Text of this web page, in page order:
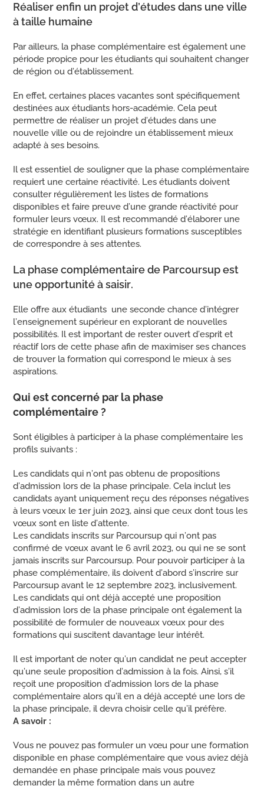
Réaliser enfin un projet d’études dans une ville
à taille humaine
Par ailleurs, la phase complémentaire est également une
période propice pour les étudiants qui souhaitent changer
de région ou d’établissement.
En effet, certaines places vacantes sont spécifiquement
destinées aux étudiants hors-académie. Cela peut
permettre de réaliser un projet d’études dans une
nouvelle ville ou de rejoindre un établissement mieux
adapté à ses besoins.
Il est essentiel de souligner que la phase complémentaire
requiert une certaine réactivité. Les étudiants doivent
consulter régulièrement les listes de formations
disponibles et faire preuve d’une grande réactivité pour
formuler leurs vœux. Il est recommandé d’élaborer une
stratégie en identifiant plusieurs formations susceptibles
de correspondre à ses attentes.
La phase complémentaire de Parcoursup est
une opportunité à saisir.
Elle offre aux étudiants une seconde chance d’intégrer
l’enseignement supérieur en explorant de nouvelles
possibilités. Il est important de rester ouvert d’esprit et
réactif lors de cette phase afin de maximiser ses chances
de trouver la formation qui correspond le mieux à ses
aspirations.
Qui est concerné par la phase
complémentaire ?
Sont éligibles à participer à la phase complémentaire les
profils suivants :
Les candidats qui n’ont pas obtenu de propositions
d’admission lors de la phase principale. Cela inclut les
candidats ayant uniquement reçu des réponses négatives
à leurs vœux le 1er juin 2023, ainsi que ceux dont tous les
vœux sont en liste d’attente.
Les candidats inscrits sur Parcoursup qui n’ont pas
confirmé de vœux avant le 6 avril 2023, ou qui ne se sont
jamais inscrits sur Parcoursup. Pour pouvoir participer à la
phase complémentaire, ils doivent d’abord s’inscrire sur
Parcoursup avant le 12 septembre 2023, inclusivement.
Les candidats qui ont déjà accepté une proposition
d’admission lors de la phase principale ont également la
possibilité de formuler de nouveaux vœux pour des
formations qui suscitent davantage leur intérêt.
Il est important de noter qu’un candidat ne peut accepter
qu’une seule proposition d’admission à la fois. Ainsi, s’il
reçoit une proposition d’admission lors de la phase
complémentaire alors qu’il en a déjà accepté une lors de
la phase principale, il devra choisir celle qu’il préfère.
A savoir :
Vous ne pouvez pas formuler un vœu pour une formation
disponible en phase complémentaire que vous aviez déjà
demandée en phase principale mais vous pouvez
demander la même formation dans un autre